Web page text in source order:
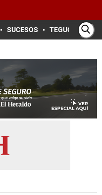
SUCESOS TEGUCIGALPA